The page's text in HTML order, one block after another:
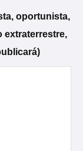
oportunista,
extraterrestre,